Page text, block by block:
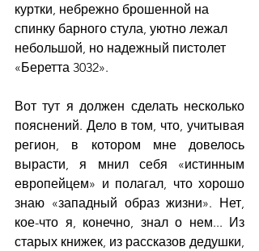
куртки, небрежно брошенной на
спинку барного стула, уютно лежал
небольшой, но надежный пистолет
«Беретта 3032».
Вот тут я должен сделать несколько
пояснений. Дело в том, что, учитывая
регион, в котором мне довелось
вырасти, я мнил себя «истинным
европейцем» и полагал, что хорошо
знаю «западный образ жизни». Нет,
кое-что я, конечно, знал о нем... Из
старых книжек, из рассказов дедушки,